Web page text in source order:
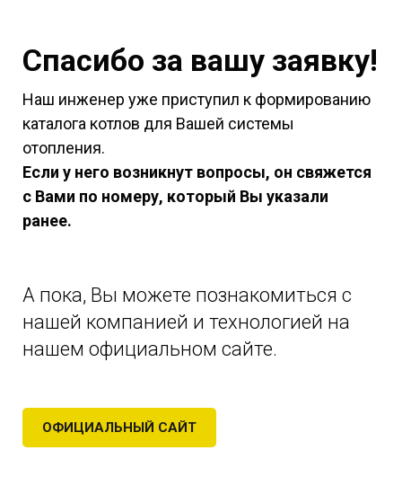
Спасибо за вашу заявку!
Наш инженер уже приступил к формированию
каталога котлов для Вашей системы
отопления.
Если у него возникнут вопросы, он свяжется
с Вами по номеру, который Вы указали
ранее.
А пока, Вы можете познакомиться с
нашей компанией и технологией на
нашем официальном сайте.
ОФИЦИАЛЬНЫЙ САЙТ